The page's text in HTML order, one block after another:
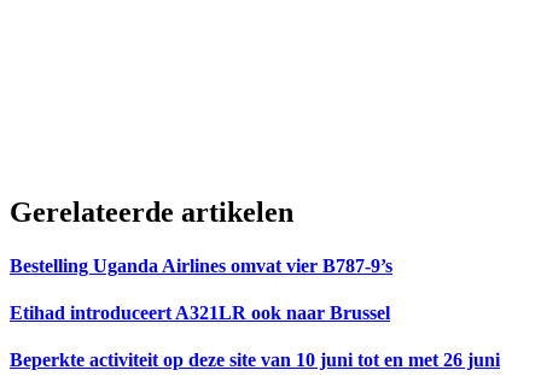
Gerelateerde artikelen
Bestelling Uganda Airlines omvat vier B787-9’s
Etihad introduceert A321LR ook naar Brussel
Beperkte activiteit op deze site van 10 juni tot en met 26 juni